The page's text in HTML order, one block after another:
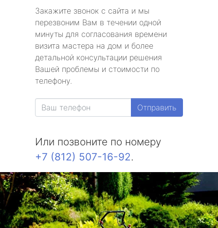
Закажите звонок с сайта и мы
перезвоним Вам в течении одной
минуты для согласования времени
визита мастера на дом и более
детальной консультации решения
Вашей проблемы и стоимости по
телефону.
Отправить
Или позвоните по номеру
+7 (812) 507-16-92.